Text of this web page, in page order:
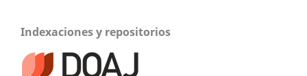
Indexaciones y repositorios